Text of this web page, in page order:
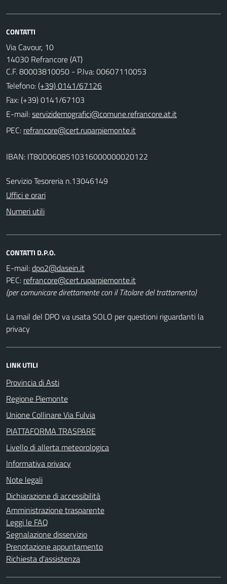
CONTATTI
Via Cavour, 10
14030 Refrancore (AT)
C.F. 80003810050 - P.Iva: 00607110053
Telefono:(+39) 0141/67126
Fax: (+39) 0141/67103
E-mail:
PEC:
IBAN: IT80D0608510316000000020122
Servizio Tesoreria n.13046149
Uffici e orari
Numeri utili
CONTATTI D.P.O.
E-mail:
PEC:
(per comunicare direttamente con il Titolare del trattamento)
La mail del DPO va usata SOLO per questioni riguardanti la
privacy
LINK UTILI
Provincia di Asti
Regione Piemonte
Unione Collinare Via Fulvia
PIATTAFORMA TRASPARE
Livello di allerta meteorologica
Informativa privacy
Note legali
Dichiarazione di accessibilità
Amministrazione trasparente
Leggi le FAQ
Segnalazione disservizio
Prenotazione appuntamento
Richiesta d'assistenza